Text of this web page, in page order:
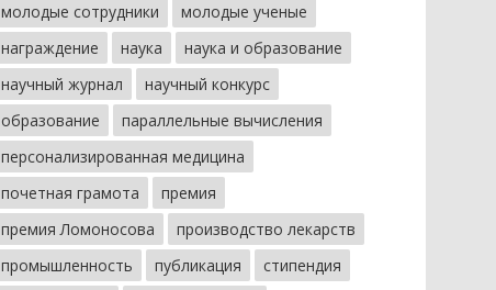
молодые сотрудники
молодые ученые
награждение
наука
наука и образование
научный журнал
научный конкурс
образование
параллельные вычисления
персонализированная медицина
почетная грамота
премия
премия Ломоносова
производство лекарств
промышленность
публикация
стипендия